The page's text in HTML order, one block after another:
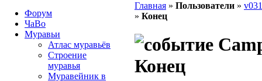
Главная » Пользователи »
» Конец
Конец
Форум
ЧаВо
Муравьи
Атлас муравьёв
Строение
муравья
Муравейник в